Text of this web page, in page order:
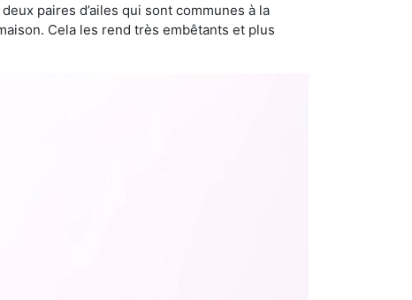
paires d’ailes qui sont communes à la
Cela les rend très embêtants et plus